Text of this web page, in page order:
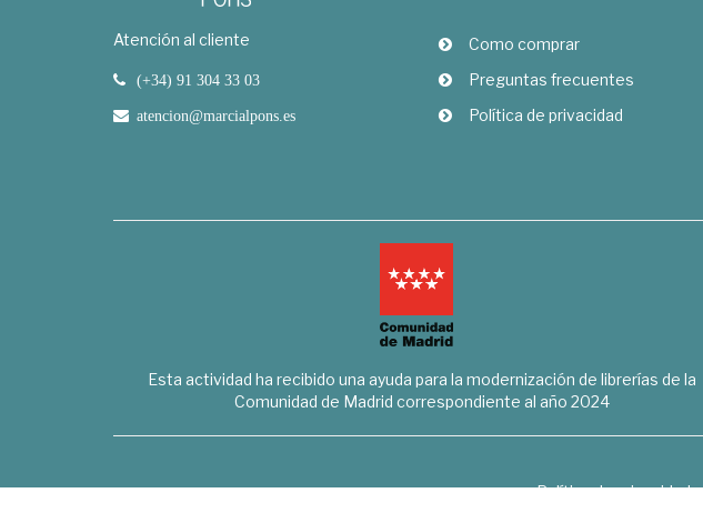
Atención al cliente
(+34) 91 304 33 03
atencion@marcialpons.es
Como comprar
Preguntas frecuentes
Política de privacidad
Esta actividad ha recibido una ayuda para la modernización de librerías de la
Comunidad de Madrid correspondiente al año 2024
Política de privacidad